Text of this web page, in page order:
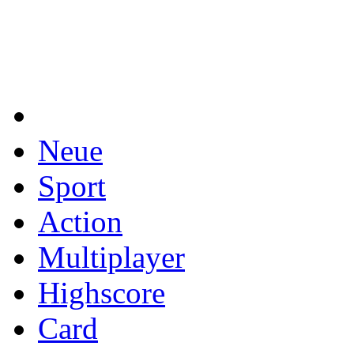
Neue
Sport
Action
Multiplayer
Highscore
Card